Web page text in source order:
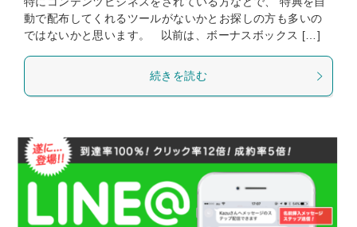
動で配布してくれるツールがないかとお探しの方も多いの
ではないかと思います。 以前は、ボーナスボックス […]
続きを読む